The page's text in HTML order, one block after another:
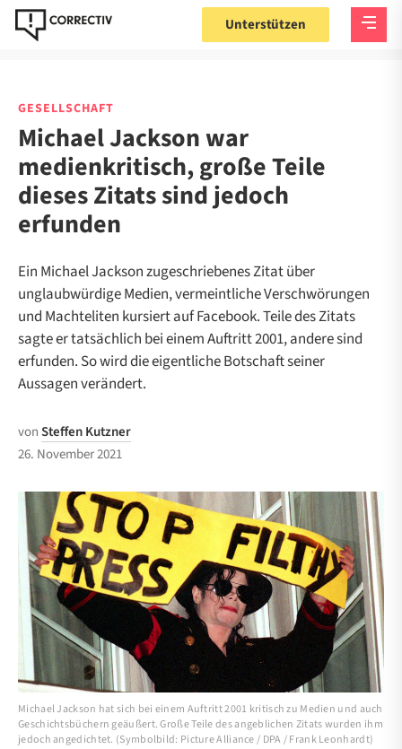
Unterstützen
GESELLSCHAFT
Michael Jackson war
medienkritisch, große Teile
dieses Zitats sind jedoch
erfunden
Ein Michael Jackson zugeschriebenes Zitat über
unglaubwürdige Medien, vermeintliche Verschwörungen
und Machteliten kursiert auf Facebook. Teile des Zitats
sagte er tatsächlich bei einem Auftritt 2001, andere sind
erfunden. So wird die eigentliche Botschaft seiner
Aussagen verändert.
vonSteffen Kutzner
26. November 2021
Michael Jackson hat sich bei einem Auftritt 2001 kritisch zu Medien und auch
Geschichtsbüchern geäußert. Große Teile des angeblichen Zitats wurden ihm
jedoch angedichtet. (Symbolbild: Picture Alliance / DPA / Frank Leonhardt)